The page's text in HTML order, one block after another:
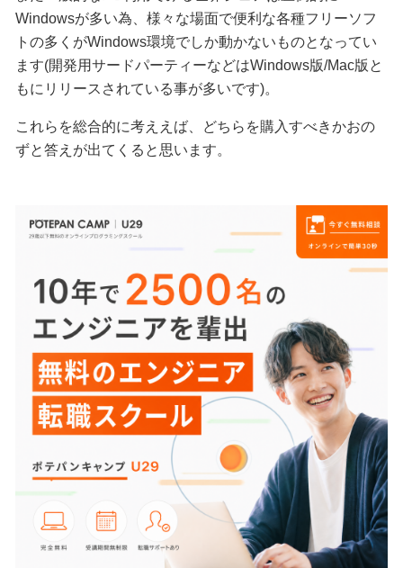
Windowsが多い為、様々な場面で便利な各種フリーソフ
トの多くがWindows環境でしか動かないものとなってい
ます(開発用サードパーティーなどはWindows版/Mac版と
もにリリースされている事が多いです)。
これらを総合的に考ええば、どちらを購入すべきかおの
ずと答えが出てくると思います。